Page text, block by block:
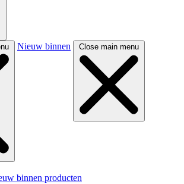
Nieuw binnen Close main menu
binnen producten